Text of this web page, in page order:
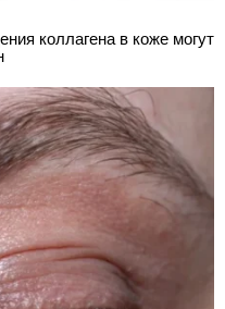
коллагена в коже могут